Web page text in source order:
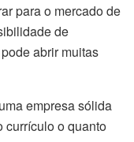
para o mercado de
de
abrir muitas
empresa sólida
currículo o quanto